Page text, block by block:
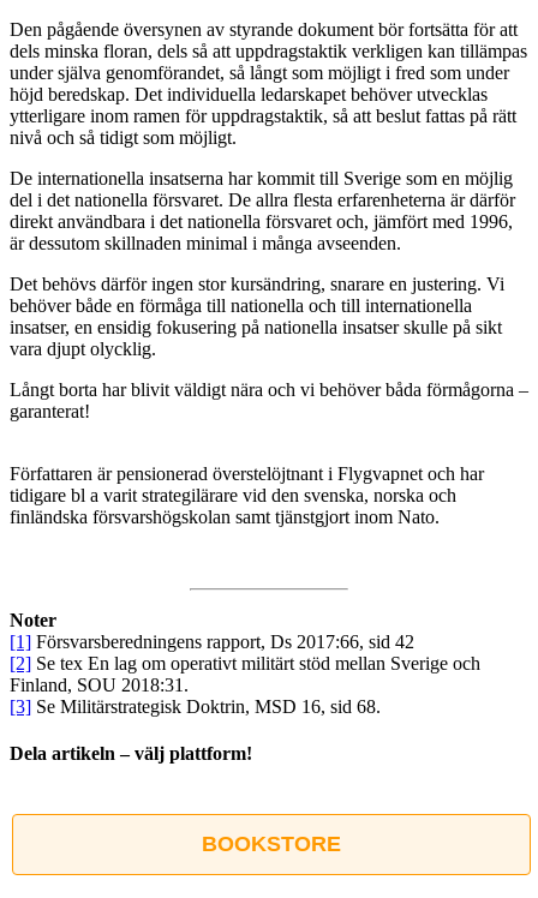
Den pågående översynen av styrande dokument bör fortsätta för att
dels minska floran, dels så att uppdragstaktik verkligen kan tillämpas
under själva genomförandet, så långt som möjligt i fred som under
höjd beredskap. Det individuella ledarskapet behöver utvecklas
ytterligare inom ramen för uppdragstaktik, så att beslut fattas på rätt
nivå och så tidigt som möjligt.
De internationella insatserna har kommit till Sverige som en möjlig
del i det nationella försvaret. De allra flesta erfarenheterna är därför
direkt användbara i det nationella försvaret och, jämfört med 1996,
är dessutom skillnaden minimal i många avseenden.
Det behövs därför ingen stor kursändring, snarare en justering. Vi
behöver både en förmåga till nationella och till internationella
insatser, en ensidig fokusering på nationella insatser skulle på sikt
vara djupt olycklig.
Långt borta har blivit väldigt nära och vi behöver båda förmågorna –
garanterat!
Författaren är pensionerad överstelöjtnant i Flygvapnet och har
tidigare bl a varit strategilärare vid den svenska, norska och
finländska försvarshögskolan samt tjänstgjort inom Nato.
Noter
[1] Försvarsberedningens rapport, Ds 2017:66, sid 42
[2] Se tex En lag om operativt militärt stöd mellan Sverige och
Finland, SOU 2018:31.
[3] Se Militärstrategisk Doktrin, MSD 16, sid 68.
Dela artikeln – välj plattform!
post
BOOKSTORE